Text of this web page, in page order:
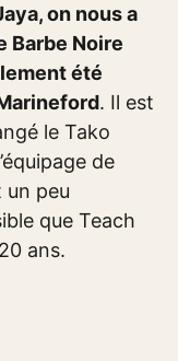
on nous a
Barbe Noire
été
. Il est
le Tako
de
un peu
que Teach
ans.